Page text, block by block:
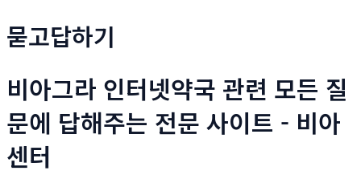
묻고답하기
비아그라 인터넷약국 관련 모든 질
문에 답해주는 전문 사이트 - 비아
센터